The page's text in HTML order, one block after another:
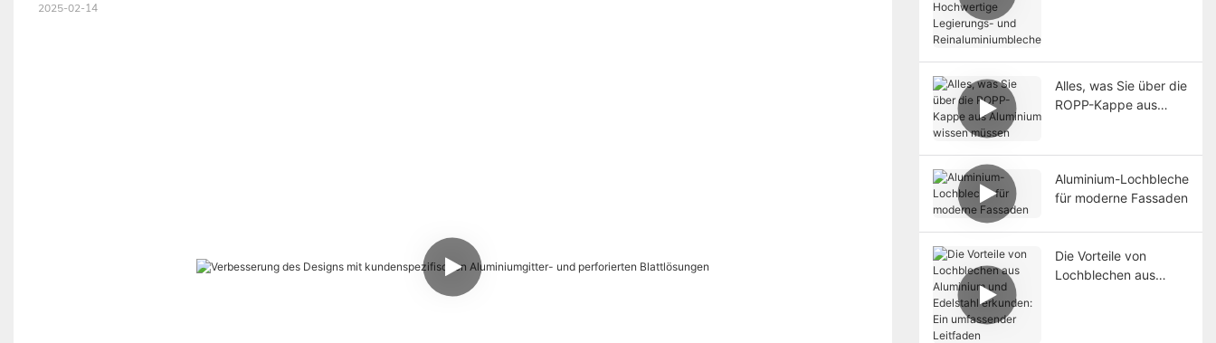
2025-02-14
Alles, was Sie über die
ROPP-Kappe aus
Aluminium-Lochbleche
für moderne Fassaden
Die Vorteile von
Lochblechen aus